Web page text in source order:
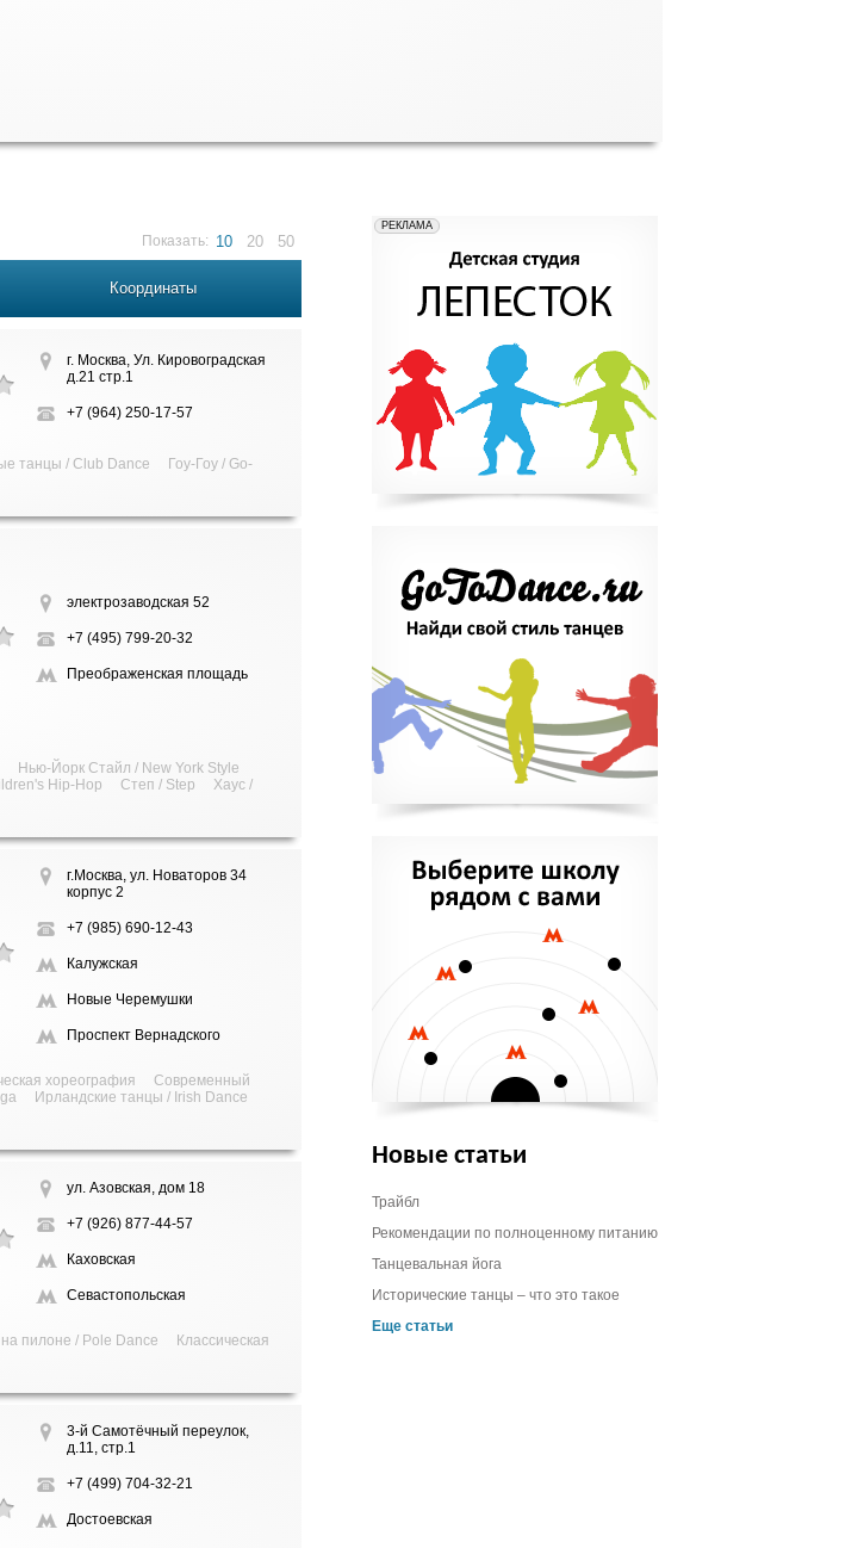
Показать: 10 20 50
Координаты
г. Москва, Ул. Кировоградская
д.21 стр.1
+7 (964) 250-17-57
танцы / Club Dance
Гоу-Гоу / Go-
электрозаводская 52
+7 (495) 799-20-32
Преображенская площадь
Нью-Йорк Стайл / New York Style
Hip-Hop Степ / Step
Хаус /
г.Москва, ул. Новаторов 34
корпус 2
+7 (985) 690-12-43
Калужская
Новые Черемушки
Проспект Вернадского
хореография
Современный
Ирландские танцы / Irish Dance
ул. Азовская, дом 18
+7 (926) 877-44-57
Каховская
Севастопольская
пилоне / Pole Dance
Классическая
3-й Самотёчный переулок,
д.11, стр.1
+7 (499) 704-32-21
Достоевская
Новые статьи
Трайбл
Рекомендации по полноценному питанию
Танцевальная йога
Исторические танцы – что это такое
Еще статьи